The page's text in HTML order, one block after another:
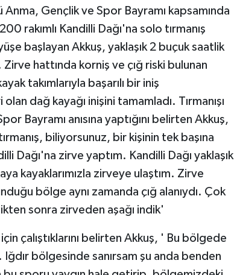
Gençlik ve Spor Bayramı kapsamında
rakımlı Kandilli Dağı'na solo tırmanış
başlayan Akkuş, yaklaşık 2 buçuk saatlik
hattında korniş ve çığ riski bulunan
takımlarıyla başarılı bir iniş
dağ kayağı inişini tamamladı. Tırmanışı
Bayramı anısına yaptığını belirten Akkuş,
biliyorsunuz, bir kişinin tek başına
Dağı'na zirve yaptım. Kandilli Dağı yaklaşık
kayaklarımızla zirveye ulaştım. Zirve
bölge aynı zamanda çığ alanıydı. Çok
sonra zirveden aşağı indik'
çalıştıklarını belirten Akkuş, ' Bu bölgede
Iğdır bölgesinde sanırsam şu anda benden